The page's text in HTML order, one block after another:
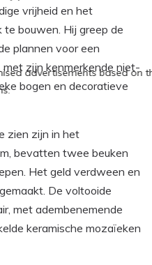
vrijheid en het
bouwen. Hij greep de
plannen voor een
zijn kenmerkende niet-
bogen en decoratieve
zien zijn in het
bevatten twee beuken
Het geld verdween en
De voltooide
met adembenemende
keramische mozaïeken